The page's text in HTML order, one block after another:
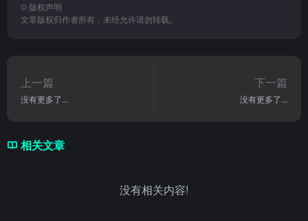
© 版权声明
文章版权归作者所有，未经允许请勿转载。
上一篇
没有更多了...
下一篇
没有更多了...
相关文章
没有相关内容!